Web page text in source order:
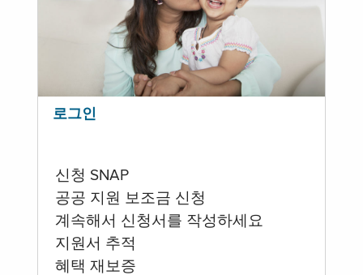
로그인
신청 SNAP
공공 지원 보조금 신청
계속해서 신청서를 작성하세요
지원서 추적
혜택 재보증